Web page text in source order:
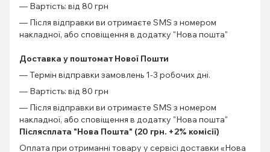
— Вартість: від 80 грн
— Після відправки ви отримаєте SMS з номером
накладної, або сповіщення в додатку "Нова пошта"
Доставка у поштомат Нової Пошти
— Термін відправки замовлень 1-3 робочих дні.
— Вартість: від 80 грн
— Після відправки ви отримаєте SMS з номером
накладної, або сповіщення в додатку "Нова пошта"
Післясплата "Нова Пошта" (20 грн. +2% комісії)
Оплата при отриманні товару у сервісі доставки «Нова